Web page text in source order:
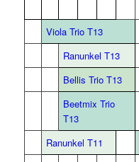
Viola Trio T13
Ranunkel T13
Bellis Trio T13
Beetmix Trio
T13
Ranunkel T11